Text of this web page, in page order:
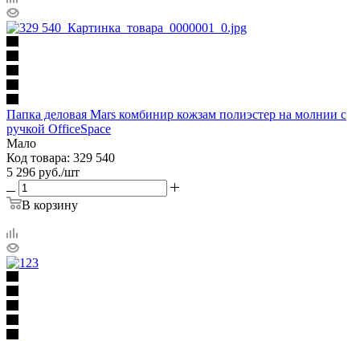
Папка деловая Mars комбинир кожзам полиэстер на молнии с
ручкой OfficeSpace
Мало
Код товара: 329 540
5 296 руб./шт
В корзину